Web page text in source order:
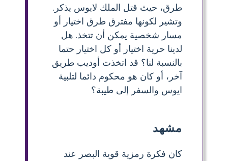
طرق، حيث قتل الملك لايوس يذكر.
وتشير لكونها مفترق طرق اختيار أو
مسار شخصية يمكن أن تتخذ. هل
لدينا حرية اختيار أو كل اختيار حتما
بالنسبة لنا؟ قد اتخذت أوديب طريق
آخر، أو كان هو محكوم دائما لتلبية
ايوس والسفر إلى طيبة؟
مشهد
كان فكرة رمزية قوية البصر عند